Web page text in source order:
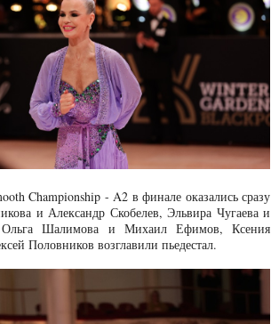
Championship - A2 в финале оказались сразу
и Александр Скобелев, Эльвира Чугаева и
Ольга Шалимова и Михаил Ефимов, Ксения
Половников возглавили пьедестал.